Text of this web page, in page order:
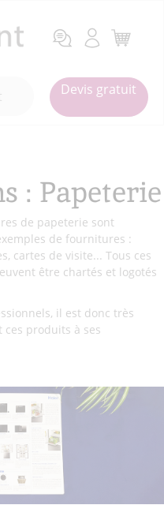
Devis gratuit
: Papeterie
de papeterie sont
de fournitures :
cartes de visite... Tous ces
être chartés et logotés
il est donc très
produits à ses